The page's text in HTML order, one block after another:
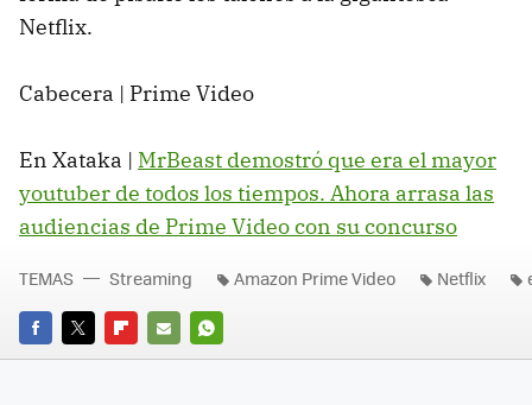
Netflix.
Cabecera | Prime Video
En Xataka | MrBeast demostró que era el mayor
youtuber de todos los tiempos. Ahora arrasa las
audiencias de Prime Video con su concurso
FACEBOOK
TWITTERFLIPBOARD
E-
WHATSAPP
TEMAS Streaming Amazon Prime Video Netflix